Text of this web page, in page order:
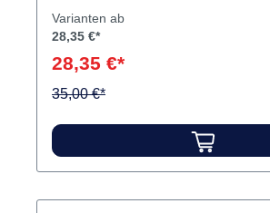
Varianten ab
28,35 €*
28,35 €*
35,00 €*